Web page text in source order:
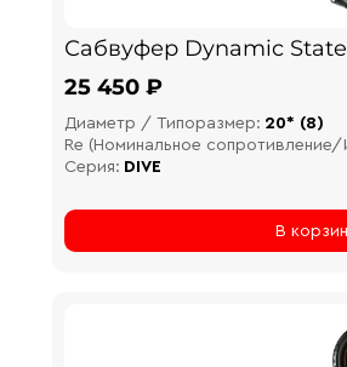
Сабвуфер Dynamic
25 450 ₽
Диаметр / Типоразмер: 20* (8)
Re (Номинальное
Серия: DIVE
В